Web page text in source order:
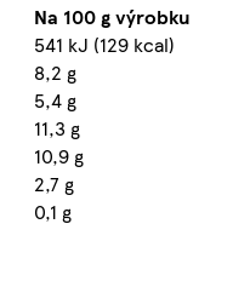
Na 100 g výrobku
541 kJ (129 kcal)
8,2 g
5,4 g
11,3 g
10,9 g
2,7 g
0,1 g